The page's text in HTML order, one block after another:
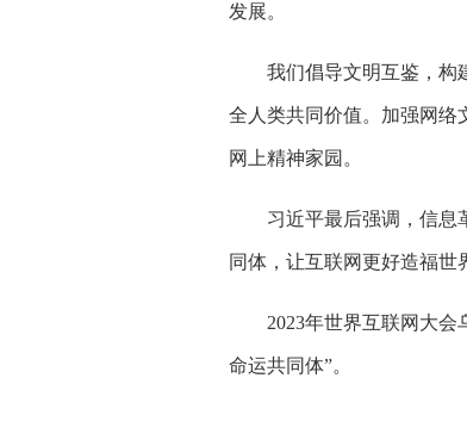
发展。
我们倡导文明互鉴，构建
全人类共同价值。加强网络
网上精神家园。
习近平最后强调，信息革
同体，让互联网更好造福世
2023年世界互联网大会
命运共同体”。